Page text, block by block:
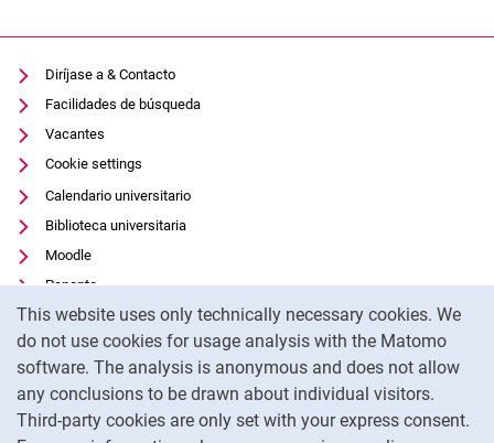
This website uses only technically necessary cookies. We
do not use cookies for usage analysis with the Matomo
software. The analysis is anonymous and does not allow
any conclusions to be drawn about individual visitors.
Third-party cookies are only set with your express consent.
Diríjase a & Contacto
Facilidades de búsqueda
Vacantes
Cookie settings
Calendario universitario
Biblioteca universitaria
Moodle
Panopto
Protección de datos
Accesibilidad
Uso transparente de la IA